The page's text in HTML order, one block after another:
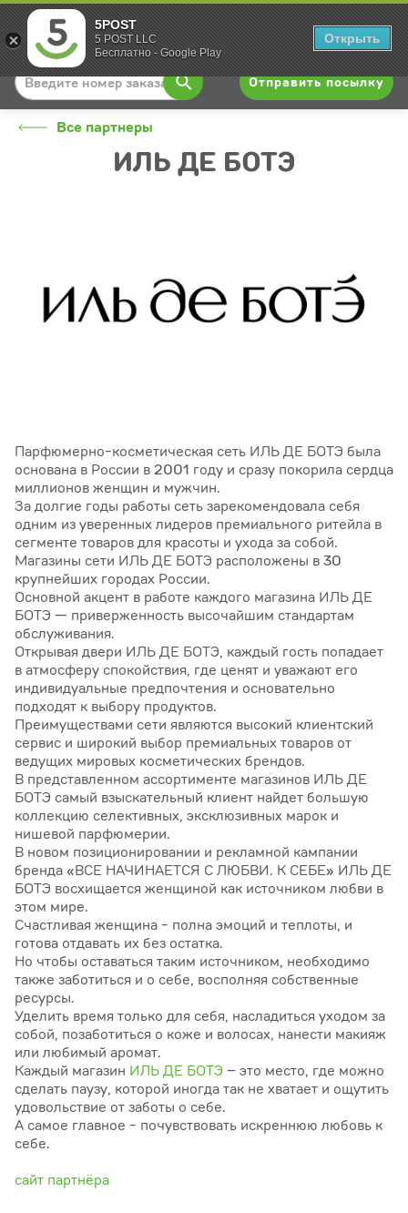
Вход
Отправить посылку
Все партнеры
ИЛЬ ДЕ БОТЭ
Парфюмерно-косметическая сеть ИЛЬ ДЕ БОТЭ была
основана в России в 2001 году и сразу покорила сердца
миллионов женщин и мужчин.
За долгие годы работы сеть зарекомендовала себя
одним из уверенных лидеров премиального ритейла в
сегменте товаров для красоты и ухода за собой.
Магазины сети ИЛЬ ДЕ БОТЭ расположены в 30
крупнейших городах России.
Основной акцент в работе каждого магазина ИЛЬ ДЕ
БОТЭ — приверженность высочайшим стандартам
обслуживания.
Открывая двери ИЛЬ ДЕ БОТЭ, каждый гость попадает
в атмосферу спокойствия, где ценят и уважают его
индивидуальные предпочтения и основательно
подходят к выбору продуктов.
Преимуществами сети являются высокий клиентский
сервис и широкий выбор премиальных товаров от
ведущих мировых косметических брендов.
В представленном ассортименте магазинов ИЛЬ ДЕ
БОТЭ самый взыскательный клиент найдет большую
коллекцию селективных, эксклюзивных марок и
нишевой парфюмерии.
В новом позиционировании и рекламной кампании
бренда «ВСЕ НАЧИНАЕТСЯ С ЛЮБВИ. К СЕБЕ» ИЛЬ ДЕ
БОТЭ восхищается женщиной как источником любви в
этом мире.
Счастливая женщина - полна эмоций и теплоты, и
готова отдавать их без остатка.
Но чтобы оставаться таким источником, необходимо
также заботиться и о себе, восполняя собственные
ресурсы.
Уделить время только для себя, насладиться уходом за
собой, позаботиться о коже и волосах, нанести макияж
или любимый аромат.
Каждый магазин ИЛЬ ДЕ БОТЭ – это место, где можно
сделать паузу, которой иногда так не хватает и ощутить
удовольствие от заботы о себе.
А самое главное - почувствовать искреннюю любовь к
себе.
сайт партнёра
5POST
5 POST LLC
Бесплатно - Google Play
Открыть